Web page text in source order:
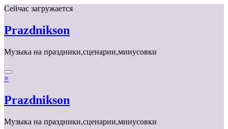
Перейти
содержимому
Сейчас загружается
Prazdnikson
Музыка на праздники,сценарии,минусовки
×
Prazdnikson
Музыка на праздники,сценарии,минусовки